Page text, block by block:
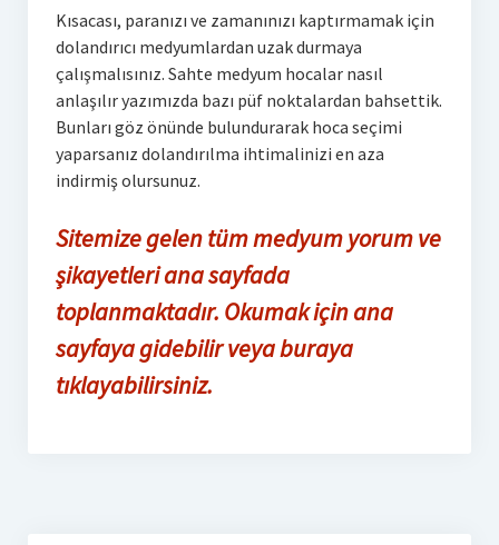
Kısacası, paranızı ve zamanınızı kaptırmamak için
dolandırıcı medyumlardan uzak durmaya
çalışmalısınız. Sahte medyum hocalar nasıl
anlaşılır yazımızda bazı püf noktalardan bahsettik.
Bunları göz önünde bulundurarak hoca seçimi
yaparsanız dolandırılma ihtimalinizi en aza
indirmiş olursunuz.
Sitemize gelen tüm medyum yorum ve
şikayetleri ana sayfada
toplanmaktadır. Okumak için ana
sayfaya gidebilir veya buraya
tıklayabilirsiniz.